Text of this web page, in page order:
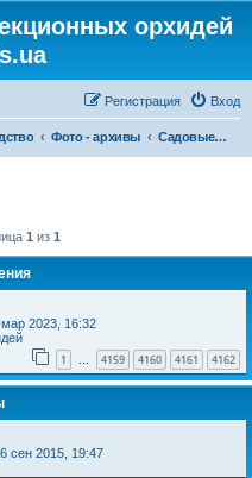
орхидей
Вход
Регистрация
Фото - архивы Садовые растения
1 из 1
2023, 16:32
1 … 4159 4160 4161 4162
сен 2015, 19:47